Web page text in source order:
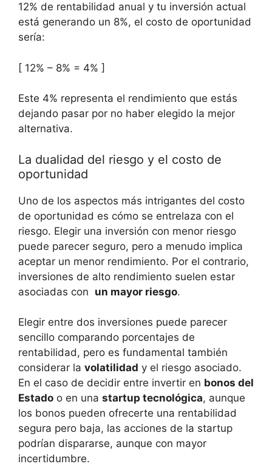
12% de rentabilidad anual y⁢ tu inversión actual
está generando​ un 8%, el costo‌ de oportunidad
sería:
[ 12% – 8% = 4% ]
Este 4% representa‍ el rendimiento que estás​
dejando pasar por no haber elegido la⁢ mejor‌
alternativa.
La dualidad del riesgo y​ el costo de
oportunidad
Uno de los ⁤aspectos ‍más intrigantes del⁤ costo
de oportunidad es‌ cómo se‌ entrelaza con el
riesgo. Elegir una inversión con menor riesgo
puede parecer ‍seguro, pero a menudo ⁣implica
aceptar un menor rendimiento. Por el contrario,
inversiones de alto rendimiento suelen estar
asociadas con ‍ un mayor riesgo.
Elegir entre dos inversiones puede ⁣parecer
sencillo comparando porcentajes de
rentabilidad, pero es fundamental también
considerar ⁣la volatilidad y‌ el riesgo‍ asociado.
En el caso de decidir entre invertir en​ bonos del
Estado o en una startup tecnológica, aunque
los bonos pueden ofrecerte una rentabilidad
segura⁤ pero baja, las acciones de la startup
podrían dispararse, aunque​ con mayor
incertidumbre.